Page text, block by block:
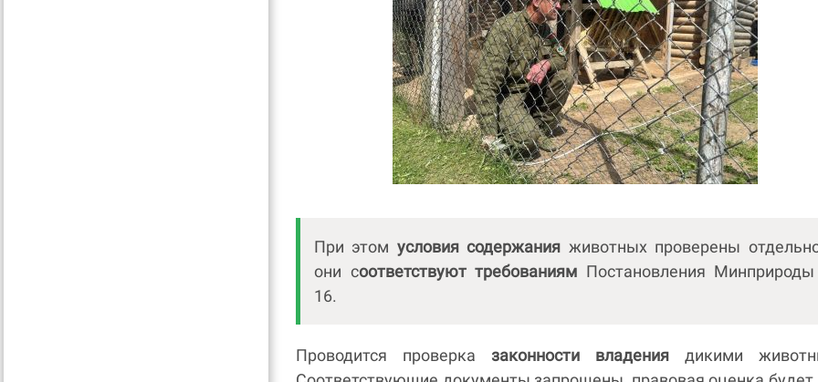
При этом условия содержания животных проверены
они соответствуют требованиям Постановления
16.
Проводится проверка законности владения дикими